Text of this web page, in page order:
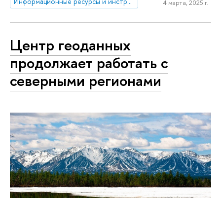
4 марта, 2025 г.
Центр геоданных
продолжает работать с
северными регионами